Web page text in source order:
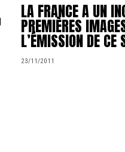
LA FRANCE A UN
PREMIÈRES
L’ÉMISSION DE CE
23/11/2011